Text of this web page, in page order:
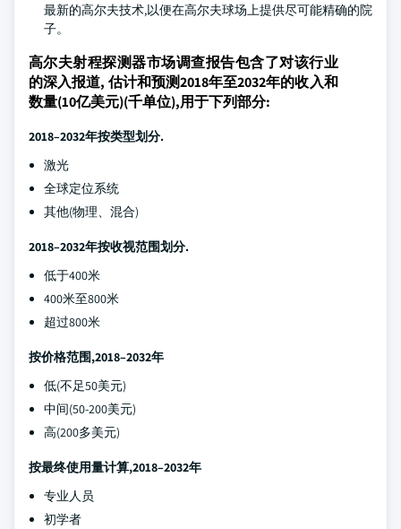
最新的高尔夫技术,以便在高尔夫球场上提供尽可能精确的院
子。
高尔夫射程探测器市场调查报告包含了对该行业
的深入报道, 估计和预测2018年至2032年的收入和
数量(10亿美元)(千单位),用于下列部分:
2018–2032年按类型划分.
激光
全球定位系统
其他(物理、混合)
2018–2032年按收视范围划分.
低于400米
400米至800米
超过800米
按价格范围,2018–2032年
低(不足50美元)
中间(50-200美元)
高(200多美元)
按最终使用量计算,2018–2032年
专业人员
初学者